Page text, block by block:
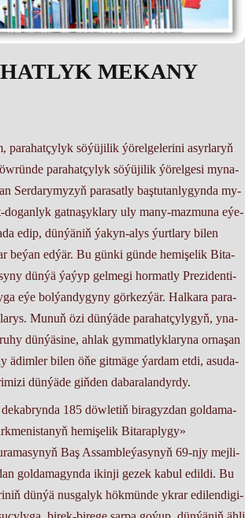
MEKANY
pa­ra­hat­çy­lyk sö­ýü­ji­lik ýö­rel­ge­le­ri­ni asyr­la­ryň
para­hat­çy­lyk sö­ýü­ji­lik ýörelge­si my­na­
Ser­da­ry­my­zyň pa­ra­sat­ly baştutan­ly­gyn­da my­
gatnaşykla­ry uly ma­ny-­maz­mu­na eýe­
edip, dün­ýä­niň ýa­kyn-alys ýurt­la­ry bi­len
beýan ed­ýär. Bu gün­ki gün­de he­mi­şe­lik Bi­ta­
dün­ýä ýa­ýyp gel­me­gi hor­mat­ly Pre­zi­den­ti­
eýe bolýandy­gy­ny gör­kez­ýär. Hal­ka­ra pa­ra­
Mu­nuň özi dünýä­de pa­ra­hat­çy­ly­gyň, yna­
dün­ýä­si­ne, ah­lak gym­mat­lyk­la­ry­na or­na­şan
ädim­ler bi­len öňe git­mä­ge ýar­dam et­di, asu­da­
dün­ýä­de giň­den da­ba­ra­lan­dyr­dy.
185 döw­le­tiň bi­ra­gyz­dan gol­da­ma­
he­mi­şe­lik Bitarap­ly­gy»
Baş As­samb­le­ýa­sy­nyň 69-njy mej­li­
gol­da­ma­gyn­da ikin­ji ge­zek ­ka­bul­ edil­di. Bu
dün­ýä nus­ga­lyk hök­mün­de yk­rar edilendigi­